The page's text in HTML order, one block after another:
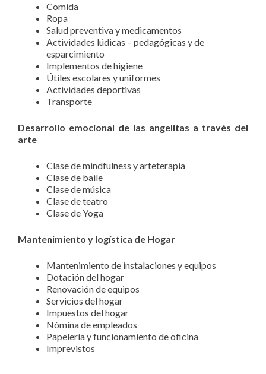
Comida
Ropa
Salud preventiva y medicamentos
Actividades lúdicas – pedagógicas y de
esparcimiento
Implementos de higiene
Útiles escolares y uniformes
Actividades deportivas
Transporte
Desarrollo emocional de las angelitas a través del
arte
Clase de mindfulness y arteterapia
Clase de baile
Clase de música
Clase de teatro
Clase de Yoga
Mantenimiento y logística de Hogar
Mantenimiento de instalaciones y equipos
Dotación del hogar
Renovación de equipos
Servicios del hogar
Impuestos del hogar
Nómina de empleados
Papelería y funcionamiento de oficina
Imprevistos